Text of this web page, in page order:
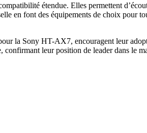
étendue. Elles permettent
en font des équipements de choix pour
la Sony HT-AX7, encouragent leur
leur position de leader dans le